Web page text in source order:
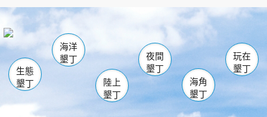
南仁湖
海生館
恆春 佳樂水
龍鑾潭自然中心 森林遊樂區
瓊麻館
關山 墾管處遊客中心
社頂公園 風吹沙
船帆石
白砂 龍磐公園
香蕉灣
砂島
鵝鑾鼻
生態
墾丁
海洋
墾丁
陸上
墾丁
夜間
墾丁
海角
墾丁
玩在
墾丁